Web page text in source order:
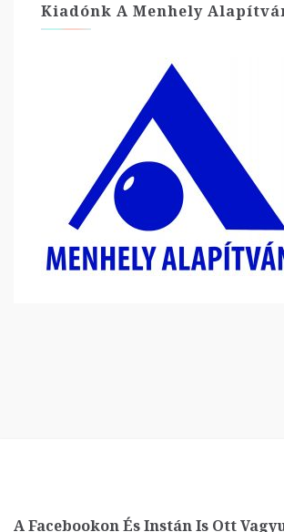
Kiadónk A Menhely
A Facebookon És Instán Is Ott